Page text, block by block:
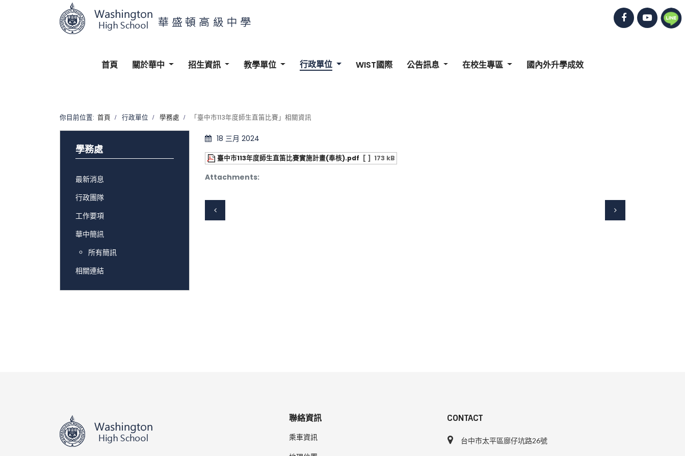
首頁 關於華中 招生資訊 教學單位 行政單位 WIST國際 公告訊息 在校生專區 國內外升學成效
你目前位置: 首頁 行政單位 學務處 「臺中市113年度師生直笛比賽」相關資訊
18 三月 2024
Attachments:
臺中市113年度師生直笛比賽實施計畫(奉核).pdf [ ] 173 kB
學務處
最新消息
行政團隊
工作要項
華中簡訊
所有簡訊
相關連結
聯絡資訊
乘車資訊
CONTACT
台中市太平區廍仔坑路26號